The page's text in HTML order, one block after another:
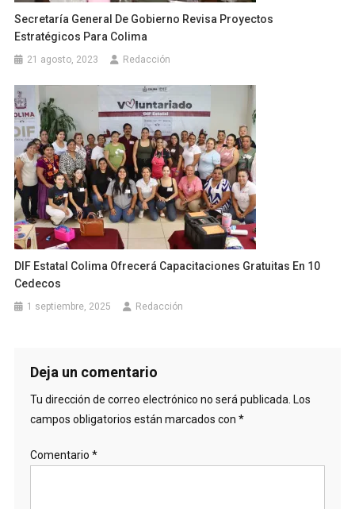
Secretaría General De Gobierno Revisa Proyectos
Estratégicos Para Colima
21 agosto, 2023 Redacción
DIF Estatal Colima Ofrecerá Capacitaciones Gratuitas En 10
Cedecos
1 septiembre, 2025 Redacción
Deja un comentario
Tu dirección de correo electrónico no será publicada. Los
campos obligatorios están marcados con *
Comentario *